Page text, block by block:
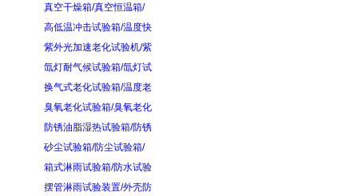
真空干燥箱/真空恒温箱/
高低温冲击试验箱/温度快
紫外光加速老化试验机/紫
氙灯耐气候试验箱/氙灯试
换气式老化试验箱/温度老
臭氧老化试验箱/臭氧老化
防锈油脂湿热试验箱/防锈
砂尘试验箱/防尘试验箱/
箱式淋雨试验箱/防水试验
摆管淋雨试验装置/外壳防